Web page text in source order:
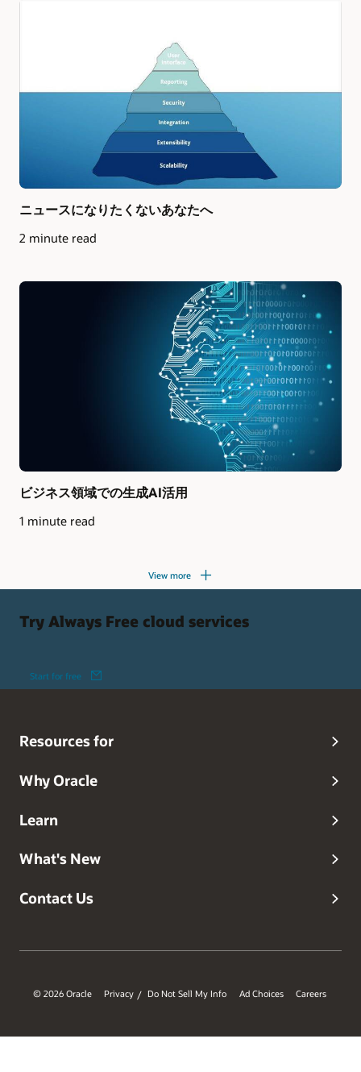
ニュースになりたくないあなたへ
2 minute read
ビジネス領域での生成AI活用
1 minute read
View more
Try Always Free cloud services
Start for free
Resources for
Why Oracle
Learn
What's New
Contact Us
© 2026 Oracle Privacy / Do Not Sell My Info Ad Choices Careers